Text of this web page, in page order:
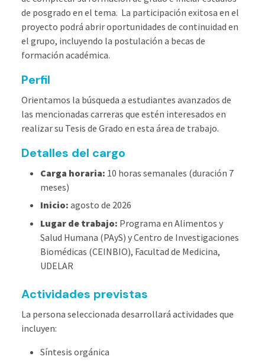
de posgrado en el tema. La participación exitosa en el
proyecto podrá abrir oportunidades de continuidad en
el grupo, incluyendo la postulación a becas de
formación académica.
Perfil
Orientamos la búsqueda a estudiantes avanzados de
las mencionadas carreras que estén interesados en
realizar su Tesis de Grado en esta área de trabajo.
Detalles del cargo
Carga horaria: 10 horas semanales (duración 7
meses)
Inicio: agosto de 2026
Lugar de trabajo: Programa en Alimentos y
Salud Humana (PAyS) y Centro de Investigaciones
Biomédicas (CEINBIO), Facultad de Medicina,
UDELAR
Actividades previstas
La persona seleccionada desarrollará actividades que
incluyen:
Síntesis orgánica